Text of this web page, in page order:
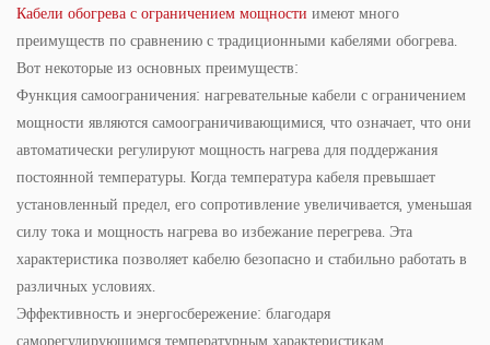
Кабели обогрева с ограничением мощности имеют много
преимуществ по сравнению с традиционными кабелями обогрева.
Вот некоторые из основных преимуществ:
Функция самоограничения: нагревательные кабели с ограничением
мощности являются самоограничивающимися, что означает, что они
автоматически регулируют мощность нагрева для поддержания
постоянной температуры. Когда температура кабеля превышает
установленный предел, его сопротивление увеличивается, уменьшая
силу тока и мощность нагрева во избежание перегрева. Эта
характеристика позволяет кабелю безопасно и стабильно работать в
различных условиях.
Эффективность и энергосбережение: благодаря